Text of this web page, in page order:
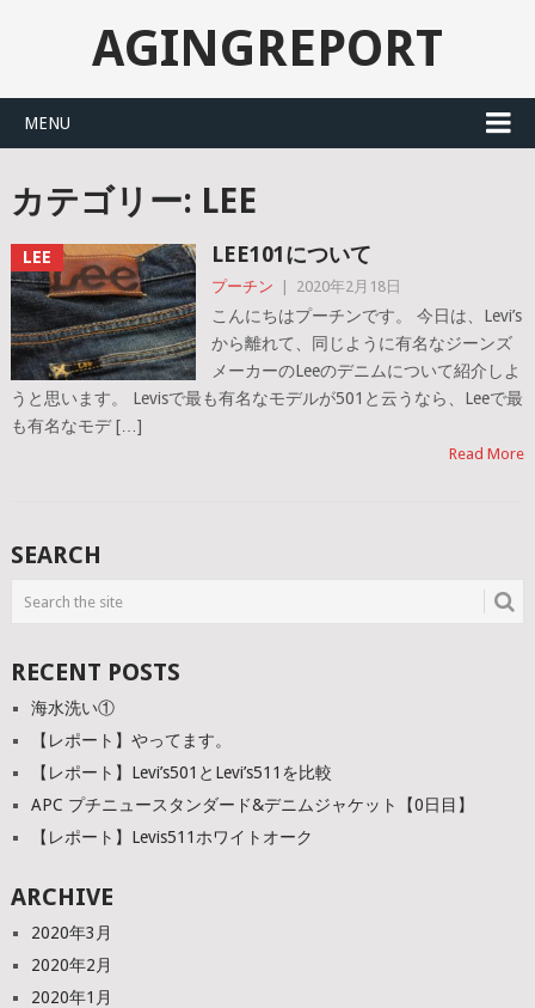
AGINGREPORT
MENU
カテゴリー: LEE
LEE LEE101について
プーチン 2020年2月18日
こんにちはプーチンです。 今日は、Levi’s
から離れて、同じように有名なジーンズ
メーカーのLeeのデニムについて紹介しよ
うと思います。 Levisで最も有名なモデルが501と云うなら、Leeで最
も有名なモデ […]
Read More
SEARCH
RECENT POSTS
海水洗い①
【レポート】やってます。
【レポート】Levi’s501とLevi’s511を比較
APC プチニュースタンダード&デニムジャケット【0日目】
【レポート】Levis511ホワイトオーク
ARCHIVE
2020年3月
2020年2月
2020年1月